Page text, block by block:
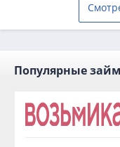
Популярные